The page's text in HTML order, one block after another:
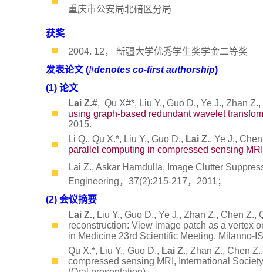
重庆市公安局北碚区分局
获奖
2004. 12， 新疆大学优秀学生奖学金二等奖
发表论文 (#denotes co-first authorship)
(1) 论文
Lai Z.#, Qu X#*, Liu Y., Guo D., Ye J., Zhan
using graph-based redundant wavelet
2015.
Li Q., Qu X.*, Liu Y., Guo D., Lai Z., Ye J.,
parallel computing in compressed sensing MRI
Lai Z., Askar Hamdulla, Image Clutter
Engineering，37(2):215-217，2011；
(2) 会议摘要
Lai Z.,Liu Y., Guo D., Ye J., Zhan Z., Chen Z.,
reconstruction: View image patch as a vertex
in Medicine 23rd Scientific Meeting. Milanno-
Qu X.*, Liu Y., Guo D., Lai Z., Zhan Z., Chen
compressed sensing MRI, International